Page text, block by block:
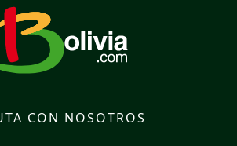
CON NOSOTROS